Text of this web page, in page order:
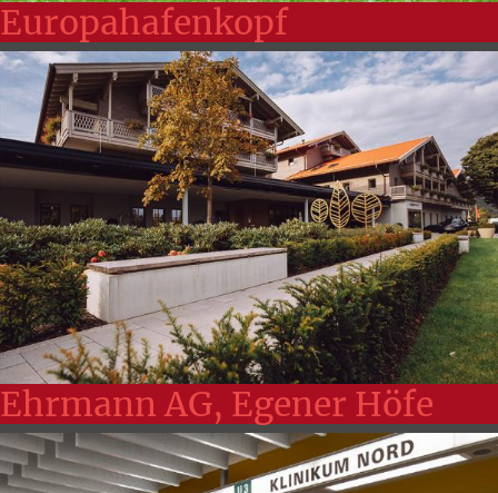
Europahafenkopf
Ehrmann AG, Egener Höfe